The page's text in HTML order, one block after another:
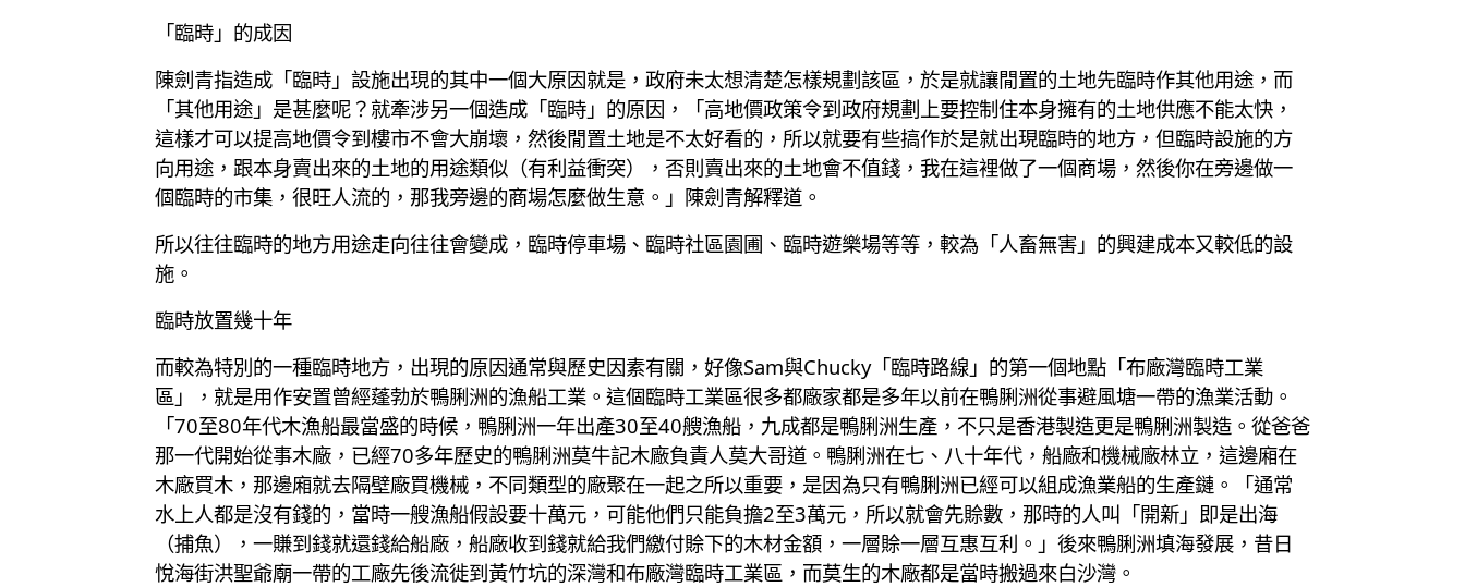
「臨時」的成因
陳劍青指造成「臨時」設施出現的其中一個大原因就是，政府未太想清楚怎樣規劃該區，於是就讓閒置的土地先臨時作其他用途，而
「其他用途」是甚麼呢？就牽涉另一個造成「臨時」的原因，「高地價政策令到政府規劃上要控制住本身擁有的土地供應不能太快，
這樣才可以提高地價令到樓市不會大崩壞，然後閒置土地是不太好看的，所以就要有些搞作於是就出現臨時的地方，但臨時設施的方
向用途，跟本身賣出來的土地的用途類似（有利益衝突），否則賣出來的土地會不值錢，我在這裡做了一個商場，然後你在旁邊做一
個臨時的市集，很旺人流的，那我旁邊的商場怎麼做生意。」陳劍青解釋道。
所以往往臨時的地方用途走向往往會變成，臨時停車場、臨時社區園圃、臨時遊樂場等等，較為「人畜無害」的興建成本又較低的設
施。
臨時放置幾十年
而較為特別的一種臨時地方，出現的原因通常與歷史因素有關，好像Sam與Chucky「臨時路線」的第一個地點「布廠灣臨時工業
區」，就是用作安置曾經蓬勃於鴨脷洲的漁船工業。這個臨時工業區很多都廠家都是多年以前在鴨脷洲從事避風塘一帶的漁業活動。
「70至80年代木漁船最當盛的時候，鴨脷洲一年出產30至40艘漁船，九成都是鴨脷洲生產，不只是香港製造更是鴨脷洲製造。從爸爸
那一代開始從事木廠，已經70多年歷史的鴨脷洲莫牛記木廠負責人莫大哥道。鴨脷洲在七、八十年代，船廠和機械廠林立，這邊廂在
木廠買木，那邊廂就去隔壁廠買機械，不同類型的廠聚在一起之所以重要，是因為只有鴨脷洲已經可以組成漁業船的生產鏈。「通常
水上人都是沒有錢的，當時一艘漁船假設要十萬元，可能他們只能負擔2至3萬元，所以就會先賒數，那時的人叫「開新」即是出海
（捕魚），一賺到錢就還錢給船廠，船廠收到錢就給我們繳付賒下的木材金額，一層賒一層互惠互利。」後來鴨脷洲填海發展，昔日
悅海街洪聖爺廟一帶的工廠先後流徙到黃竹坑的深灣和布廠灣臨時工業區，而莫生的木廠都是當時搬過來白沙灣。